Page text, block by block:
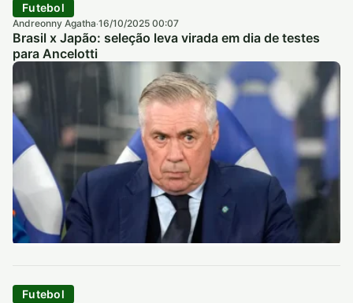
Futebol
Andreonny Agatha·16/10/2025 00:07
Brasil x Japão: seleção leva virada em dia de testes
para Ancelotti
Futebol